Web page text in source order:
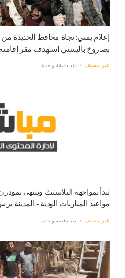
إعلام يمني: نجاة محافظ الحديدة من
بصاروخ باليستي استهدف مقر
غير مصنف منذ دقيقة واحدة
تبدأ بمواجهة البلاستيك وتنتهي
مواعيد المباريات الودية - المدينة
غير مصنف منذ دقيقة واحدة